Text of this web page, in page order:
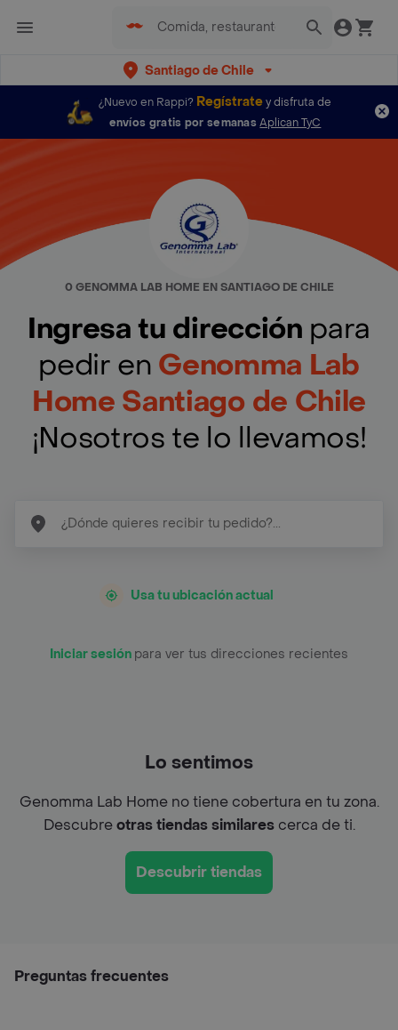
Santiago de Chile
¿Nuevo en Rappi? Regístratey disfruta de
envíos gratis por semanas Aplican TyC
0 GENOMMA LAB HOME EN SANTIAGO DE CHILE
Ingresa tu dirección para
pedir en Genomma Lab
Home Santiago de Chile
¡Nosotros te lo llevamos!
Usa tu ubicación actual
Iniciar sesión para ver tus direcciones recientes
Lo sentimos
Genomma Lab Home no tiene cobertura en tu zona.
Descubreotras tiendas similarescerca de ti.
Descubrir tiendas
Preguntas frecuentes